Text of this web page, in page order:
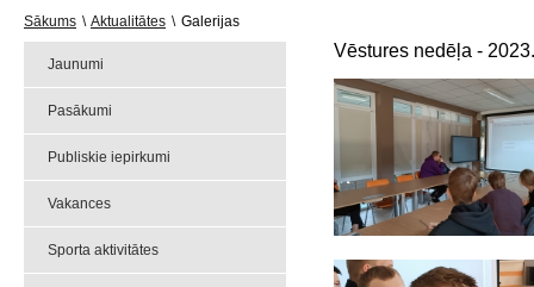
Sākums \ Aktualitātes \ Galerijas
Jaunumi
Pasākumi
Publiskie iepirkumi
Vakances
Sporta aktivitātes
Vēstures nedēļa -